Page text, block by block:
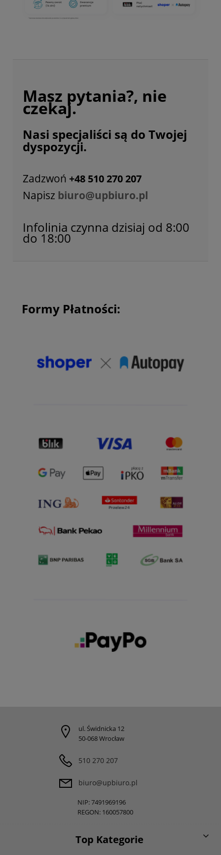
Masz pytania?, nie
czekaj.
Nasi specjaliści są do Twojej
dyspozycji.
Zadzwoń +48 510 270 207
Napisz biuro@upbiuro.pl
Infolinia czynna dzisiaj od 8:00
do 18:00
Formy Płatności:
ul. Świdnicka 12
50-068 Wrocław
510 270 207
biuro@upbiuro.pl
NIP: 7491969196
REGON: 160057800
Top Kategorie